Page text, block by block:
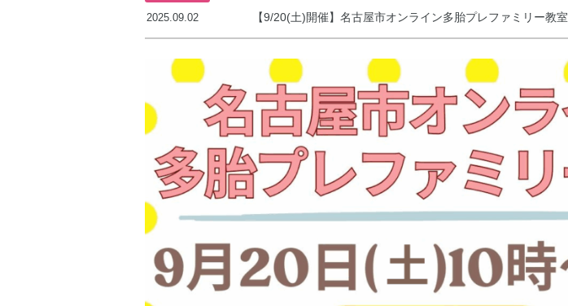
2025.09.02 【9/20(土)開催】名古屋市オンライン多胎プレファミリー教室